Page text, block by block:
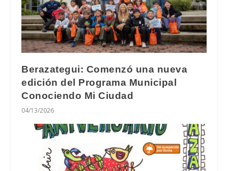
Berazategui: Comenzó una nueva
edición del Programa Municipal
Conociendo Mi Ciudad
04/13/2026